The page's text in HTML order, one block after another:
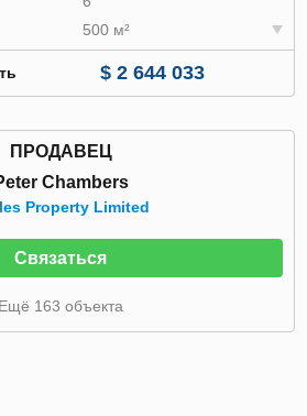
500 м²
$ 2 644 033
ПРОДАВЕЦ
Chambers
Property Limited
Связаться
Ещё 163 объекта